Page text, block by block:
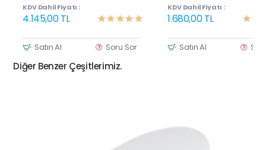
KDV Dahil Fiyatı :
4.145,00 TL
Satın Al Soru Sor
KDV Dahil Fiyatı :
1.680,00 TL
Satın Al
Diğer Benzer Çeşitlerimiz.